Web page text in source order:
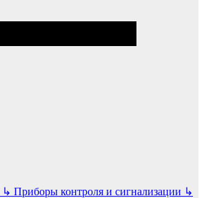
↳ Приборы контроля и сигнализации ↳